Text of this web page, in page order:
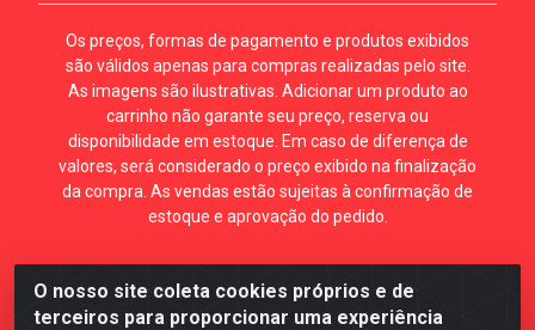
O nosso site coleta cookies próprios e de
terceiros para proporcionar uma experiência
Os preços, formas de pagamento e produtos exibidos
são válidos apenas para compras realizadas pelo site.
As imagens são ilustrativas. Adicionar um produto ao
carrinho não garante seu preço, reserva ou
disponibilidade em estoque. Em caso de diferença de
valores, será considerado o preço exibido na finalização
da compra. As vendas estão sujeitas à confirmação de
estoque e aprovação do pedido.
Mécari Distribuidora - Av. Gury Marques, 5164. Jd Centro